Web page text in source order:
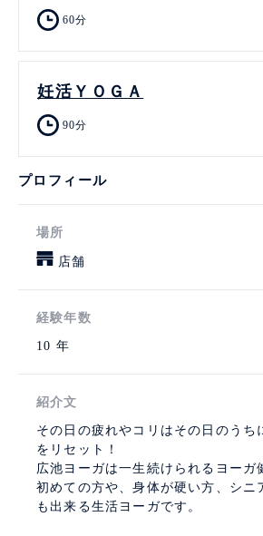
60分
妊活ＹＯＧＡ
90分
プロフィール
場所
店舗
経験年数
10 年
紹介文
その日の疲れやコリはその日のうち
をリセット！
広池ヨーガは一生続けられるヨーガ
初めての方や、身体が硬い方、シニ
も出来る生活ヨーガです。